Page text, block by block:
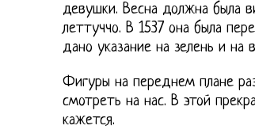
девушки. Весна должна была
леттуччо. В 1537 она была
дано указание на зелень и на
Фигуры на переднем плане
смотреть на нас. В этой
кажется.